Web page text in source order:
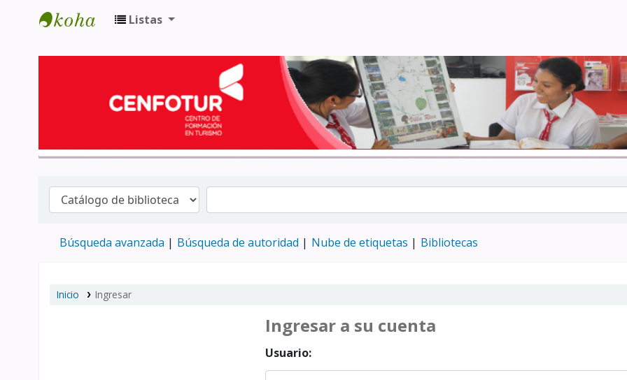
Listas
Búsqueda avanzada Búsqueda de autoridad Nube de etiquetas Bibliotecas
Inicio Ingresar
Ingresar a su cuenta
Usuario: